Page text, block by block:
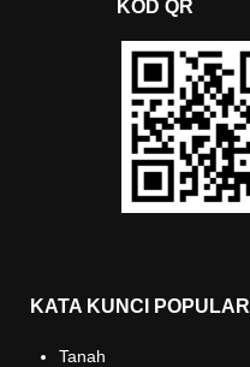
KOD QR
KATA KUNCI POPULAR
Tanah